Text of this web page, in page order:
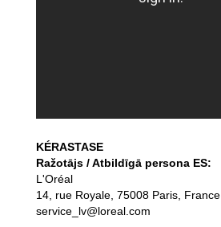
KÉRASTASE
Ražotājs / Atbildīgā persona ES:
L'Oréal
14, rue Royale, 75008 Paris, France
service_lv@loreal.com